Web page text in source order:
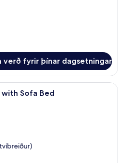
verð fyrir þínar dagsetningar
Premium Room, 2 Twin Beds with
with Sofa Bed